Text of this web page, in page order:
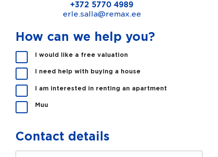
+372 5770 4989
erle.salla@remax.ee
How can we help you?
K
a
m
s
a
e
I would like a free valuation
I need help with buying a house
I am interested in renting an apartment
Muu
Contact details
N